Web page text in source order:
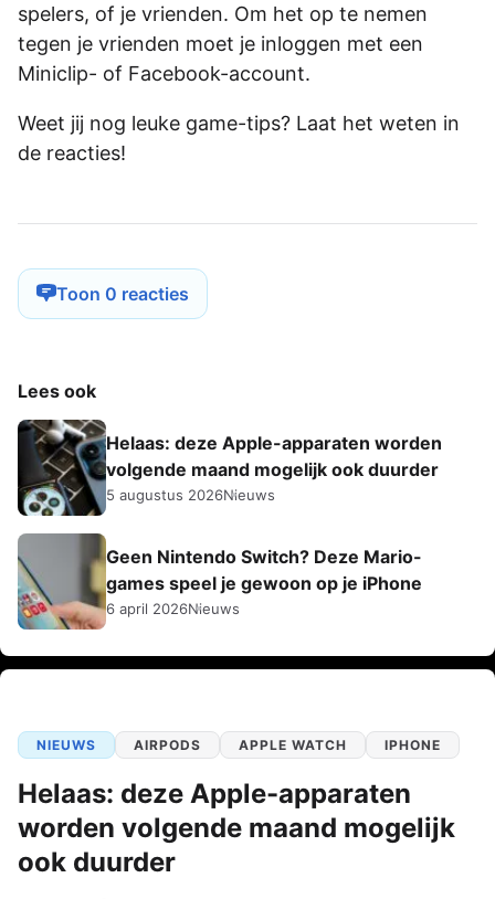
spelers, of je vrienden. Om het op te nemen
tegen je vrienden moet je inloggen met een
Miniclip- of Facebook-account.
Weet jij nog leuke game-tips? Laat het weten in
de reacties!
Toon 0 reacties
Lees ook
Helaas: deze Apple-apparaten worden
volgende maand mogelijk ook duurder
5 augustus 2026Nieuws
Geen Nintendo Switch? Deze Mario-
games speel je gewoon op je iPhone
6 april 2026Nieuws
NIEUWS AIRPODS APPLE WATCH IPHONE
Helaas: deze Apple-apparaten
worden volgende maand mogelijk
ook duurder